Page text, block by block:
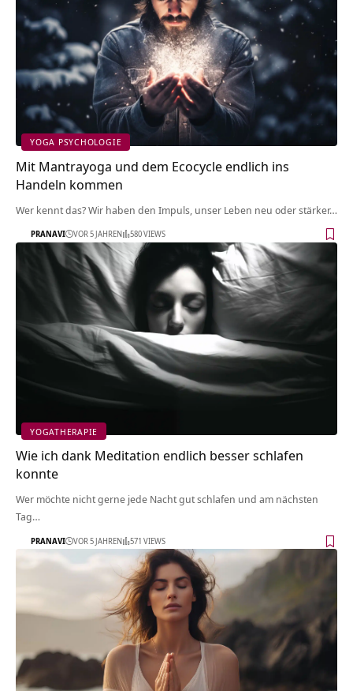
YOGA PSYCHOLOGIE
Mit Mantrayoga und dem Ecocycle endlich ins
Handeln kommen
Wer kennt das? Wir haben den Impuls, unser Leben neu oder stärker…
PRANAVI VOR 5 JAHREN 580 VIEWS
YOGATHERAPIE
Wie ich dank Meditation endlich besser schlafen
konnte
Wer möchte nicht gerne jede Nacht gut schlafen und am nächsten
Tag…
PRANAVI VOR 5 JAHREN 571 VIEWS